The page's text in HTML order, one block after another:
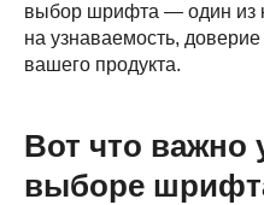
выбор шрифта — один из
на узнаваемость,
вашего продукта.
Вот что важно
выборе